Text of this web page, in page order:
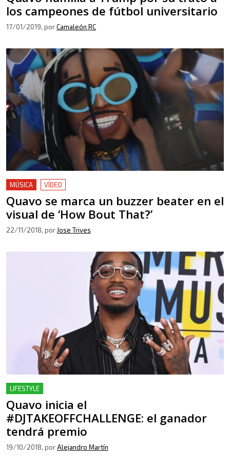
los campeones de fútbol universitario
17/01/2019, porCamaleón RC
MÚSICA VÍDEO
Quavo se marca un buzzer beater en el
visual de ‘How Bout That?’
22/11/2018, por Jose Trives
LIFESTYLE
Quavo inicia el
#DJTAKEOFFCHALLENGE: el ganador
tendrá premio
19/10/2018, porAlejandro Martín